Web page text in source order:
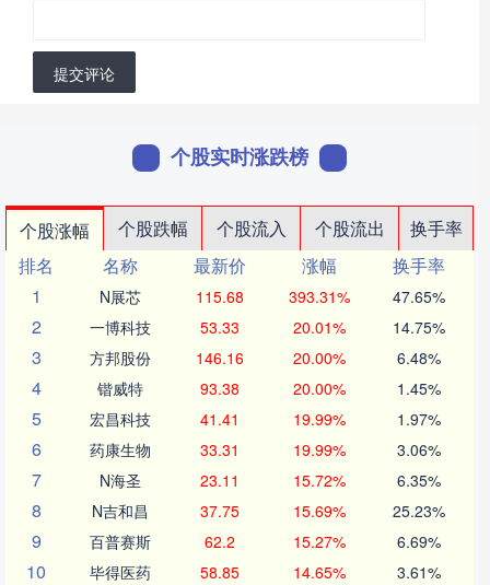
提交评论
个股实时涨跌榜
个股涨幅 个股跌幅 个股流入 个股流出
换手率
排名
名称 最新价 涨幅
换手率
1
N展芯 115.68 393.31% 47.65%
2 一博科技 53.33 20.01% 14.75%
3 方邦股份 146.16 20.00% 6.48%
4 锴威特 93.38 20.00% 1.45%
5 宏昌科技 41.41 19.99% 1.97%
6 药康生物 33.31 19.99% 3.06%
7 N海圣 23.11 15.72% 6.35%
8 N吉和昌 37.75 15.69% 25.23%
9 百普赛斯 62.2 15.27% 6.69%
10 毕得医药 58.85 14.65% 3.61%